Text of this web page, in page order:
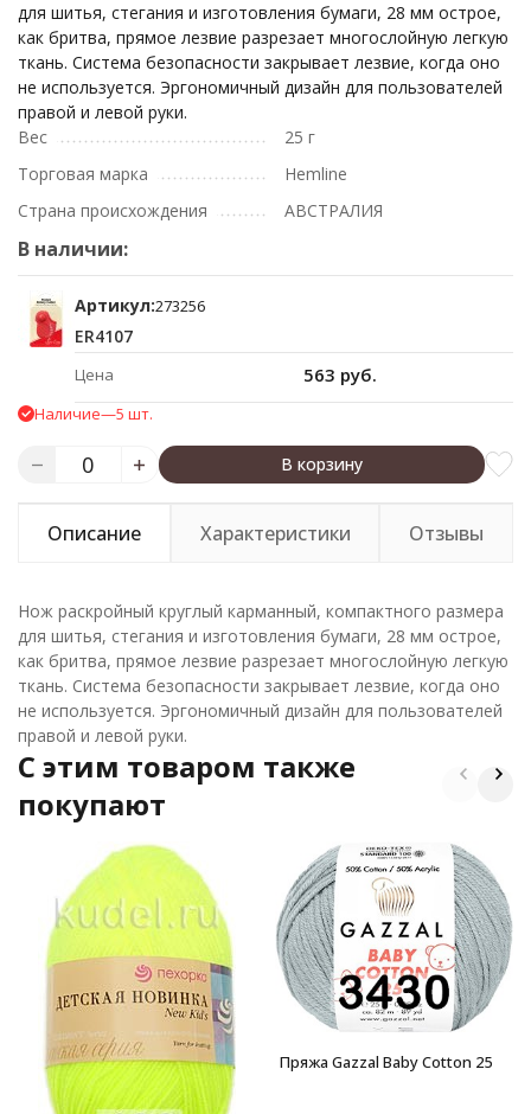
для шитья, стегания и изготовления бумаги, 28 мм острое,
как бритва, прямое лезвие разрезает многослойную легкую
ткань. Система безопасности закрывает лезвие, когда оно
не используется. Эргономичный дизайн для пользователей
правой и левой руки.
Вес
25 г
Торговая марка
Hemline
Страна происхождения
АВСТРАЛИЯ
В наличии:
Артикул:273256
ER4107
Цена 563 руб.
Наличие—5 шт.
В корзину
Описание Характеристики Отзывы
Нож раскройный круглый карманный, компактного размера
для шитья, стегания и изготовления бумаги, 28 мм острое,
как бритва, прямое лезвие разрезает многослойную легкую
ткань. Система безопасности закрывает лезвие, когда оно
не используется. Эргономичный дизайн для пользователей
правой и левой руки.
C этим товаром также
покупают
Пряжа Gazzal Baby Cotton 25